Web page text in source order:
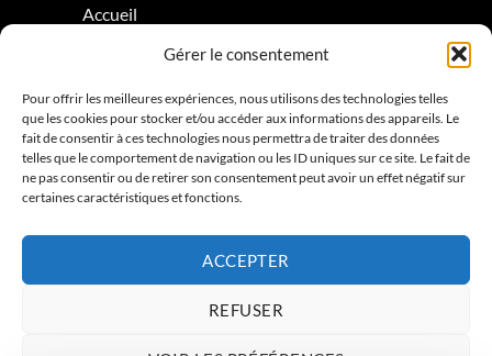
Gérer le consentement
Pour offrir les meilleures expériences, nous utilisons des technologies telles
que les cookies pour stocker et/ou accéder aux informations des appareils. Le
fait de consentir à ces technologies nous permettra de traiter des données
telles que le comportement de navigation ou les ID uniques sur ce site. Le fait de
ne pas consentir ou de retirer son consentement peut avoir un effet négatif sur
certaines caractéristiques et fonctions.
ACCEPTER
REFUSER
Accueil
Condition générale de vente
Mentions légales
Contactez-nous